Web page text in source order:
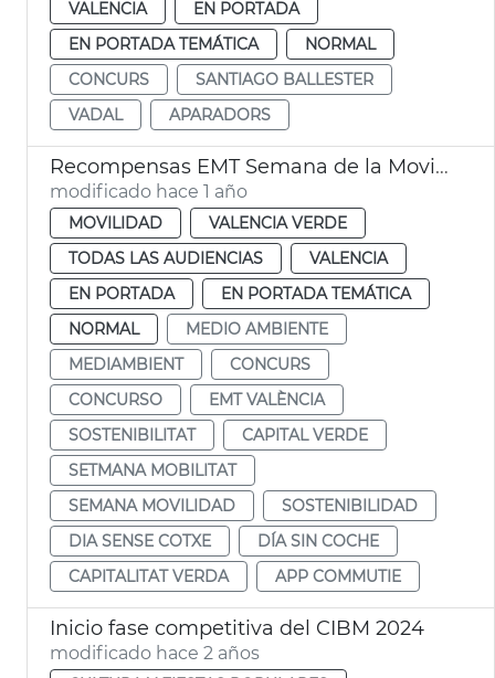
VALENCIA
EN PORTADA
EN PORTADA TEMÁTICA
NORMAL
CONCURS
SANTIAGO BALLESTER
VADAL
APARADORS
Recompensas EMT Semana de la Movilidad
modificado hace 1 año
MOVILIDAD
VALENCIA VERDE
TODAS LAS AUDIENCIAS
VALENCIA
EN PORTADA
EN PORTADA TEMÁTICA
NORMAL
MEDIO AMBIENTE
MEDIAMBIENT
CONCURS
CONCURSO
EMT VALÈNCIA
SOSTENIBILITAT
CAPITAL VERDE
SETMANA MOBILITAT
SEMANA MOVILIDAD
SOSTENIBILIDAD
DIA SENSE COTXE
DÍA SIN COCHE
CAPITALITAT VERDA
APP COMMUTIE
Inicio fase competitiva del CIBM 2024
modificado hace 2 años